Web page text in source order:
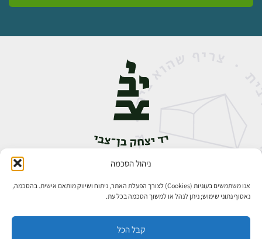
ניהול הסכמה
אנו משתמשים בעוגיות (Cookies) לצורך הפעלת האתר, ניתוח ושיווק מותאם אישית. בהסכמה,
נאסוף נתוני שימוש; ניתן לנהל או למשוך הסכמה בכל עת.
קבל הכל
אבן גבירול 14, רחביה, ירושלים